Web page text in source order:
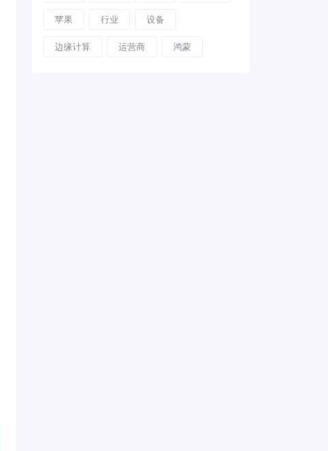
苹果 行业 设备
边缘计算 运营商 鸿蒙